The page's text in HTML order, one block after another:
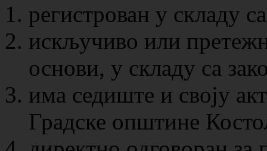
регистрован у складу
искључиво или
основи, у складу са
има седиште и своју
Градске општине